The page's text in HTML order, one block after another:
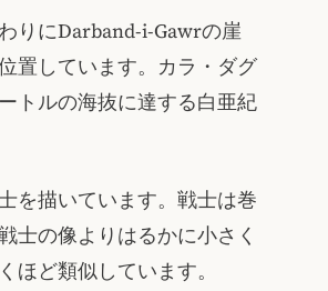
りにDarband-i-Gawrの崖
置しています。カラ・ダグ
トルの海抜に達する白亜紀
を描いています。戦士は巻
士の像よりはるかに小さく
ど類似しています。